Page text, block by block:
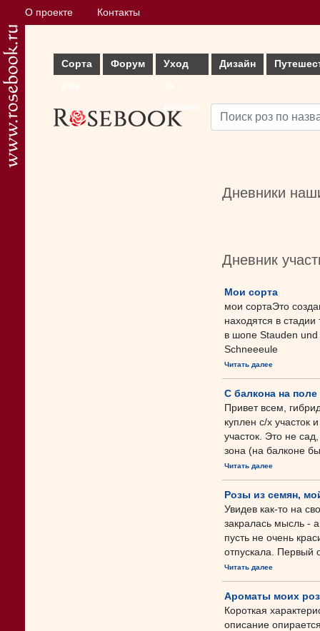
О проекте Контакты
Сорта
Форум
Уход
Дизайн
Дневники
Дневник
Мои сорта
мои сортаЭто
находятся в
в шопе Stauden
Schneeeule
Читать далее
С балкона на поле
Привет всем,
куплен с/х участок
участок. Это не
зона (на балконе
Читать далее
Розы из семян,
Увидев как-то на
закралась мысль -
пусть не очень
отпускала. Первый
Читать далее
Ароматы моих роз
Короткая
описание